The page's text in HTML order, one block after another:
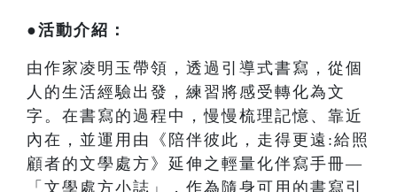
●活動介紹：
由作家凌明玉帶領，透過引導式書寫，從個
人的生活經驗出發，練習將感受轉化為文
字。在書寫的過程中，慢慢梳理記憶、靠近
內在，並運用由《陪伴彼此，走得更遠:給照
顧者的文學處方》延伸之輕量化伴寫手冊—
「文學處方小誌」，作為隨身可用的書寫引